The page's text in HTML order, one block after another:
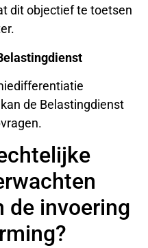
dit objectief te toetsen
de Belastingdienst
de invoering